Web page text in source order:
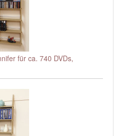
für ca. 740 DVDs,